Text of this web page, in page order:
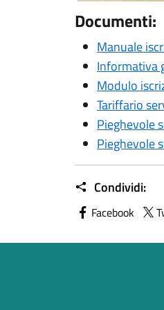
Documenti:
Manuale
Informativa
Modulo
Tariffario
Pieghevole
Pieghevole
Condividi:
Facebook